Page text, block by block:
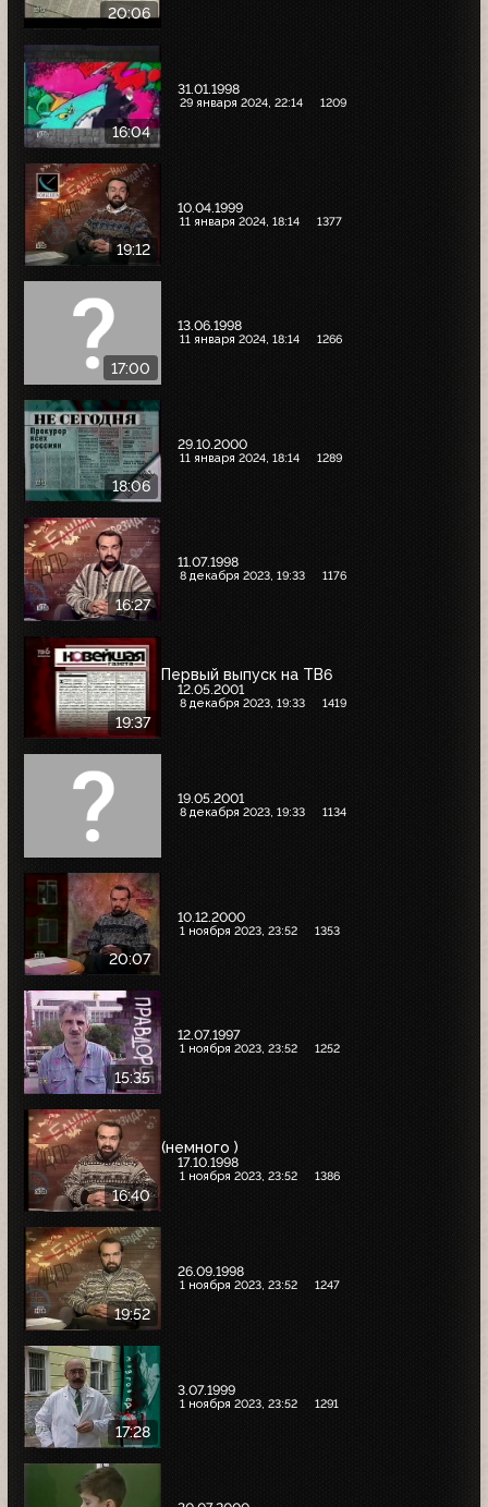
20:06
16:04
31.01.1998
29 января 2024, 22:14 1209
19:12
10.04.1999
11 января 2024, 18:14 1377
17:00
13.06.1998
11 января 2024, 18:14 1266
18:06
29.10.2000
11 января 2024, 18:14 1289
16:27
11.07.1998
8 декабря 2023, 19:33 1176
19:37
Первый выпуск на ТВ6
12.05.2001
8 декабря 2023, 19:33 1419
19.05.2001
8 декабря 2023, 19:33 1134
20:07
10.12.2000
1 ноября 2023, 23:52 1353
15:35
12.07.1997
1 ноября 2023, 23:52 1252
16:40
(немного )
17.10.1998
1 ноября 2023, 23:52 1386
19:52
26.09.1998
1 ноября 2023, 23:52 1247
17:28
3.07.1999
1 ноября 2023, 23:52 1291